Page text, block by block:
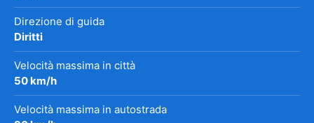
Direzione di guida
Diritti
Velocità massima in città
50 km/h
Velocità massima in autostrada